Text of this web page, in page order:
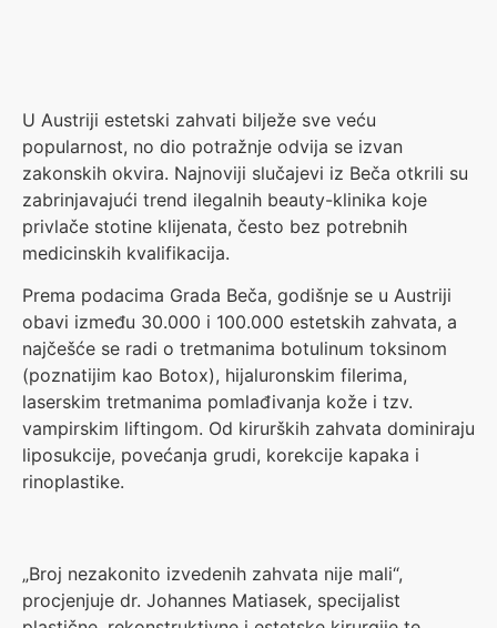
U Austriji estetski zahvati bilježe sve veću
popularnost, no dio potražnje odvija se izvan
zakonskih okvira. Najnoviji slučajevi iz Beča otkrili su
zabrinjavajući trend ilegalnih beauty-klinika koje
privlače stotine klijenata, često bez potrebnih
medicinskih kvalifikacija.
Prema podacima Grada Beča, godišnje se u Austriji
obavi između 30.000 i 100.000 estetskih zahvata, a
najčešće se radi o tretmanima botulinum toksinom
(poznatijim kao Botox), hijaluronskim filerima,
laserskim tretmanima pomlađivanja kože i tzv.
vampirskim liftingom. Od kirurških zahvata dominiraju
liposukcije, povećanja grudi, korekcije kapaka i
rinoplastike.
„Broj nezakonito izvedenih zahvata nije mali“,
procjenjuje dr. Johannes Matiasek, specijalist